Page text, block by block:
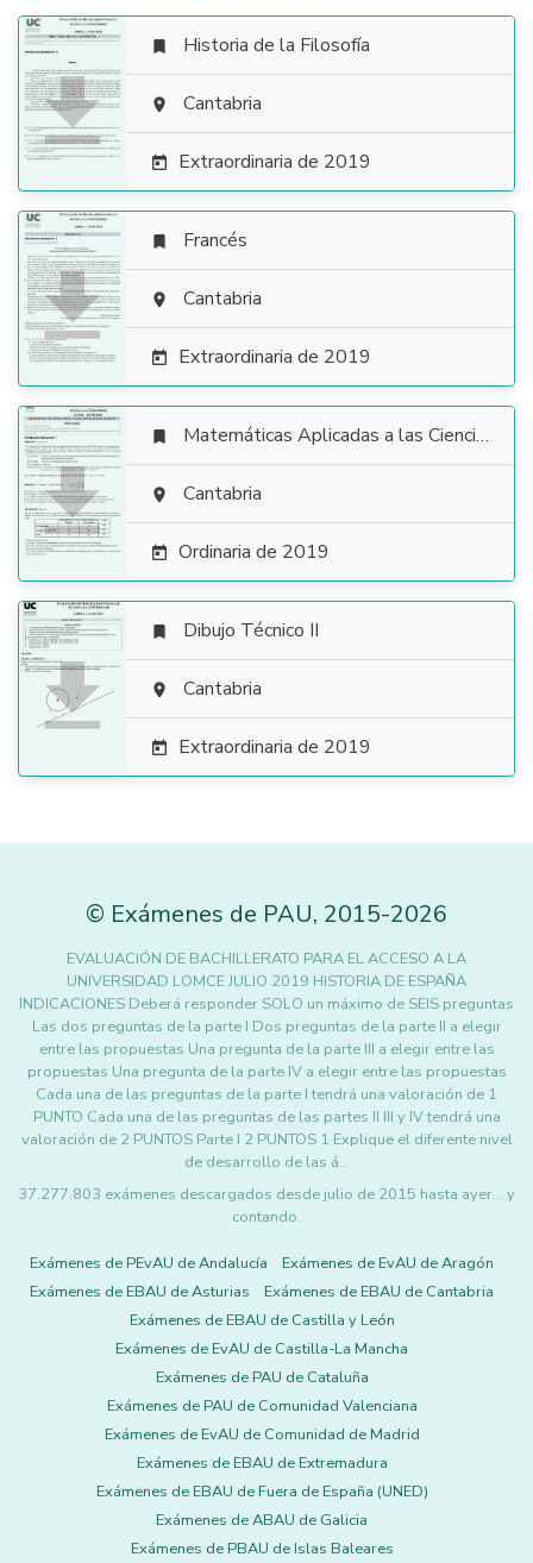

 Historia de la Filosofía
 Cantabria
 Extraordinaria de 2019

 Francés
 Cantabria
 Extraordinaria de 2019

 Matemáticas Aplicadas a las Ciencias Sociales
 Cantabria
 Ordinaria de 2019

 Dibujo Técnico II
 Cantabria
 Extraordinaria de 2019
© Exámenes de PAU, 2015-2026
EVALUACIÓN DE BACHILLERATO PARA EL ACCESO A LA
UNIVERSIDAD LOMCE JULIO 2019 HISTORIA DE ESPAÑA
INDICACIONES Deberá responder SOLO un máximo de SEIS preguntas
Las dos preguntas de la parte I Dos preguntas de la parte II a elegir
entre las propuestas Una pregunta de la parte III a elegir entre las
propuestas Una pregunta de la parte IV a elegir entre las propuestas
Cada una de las preguntas de la parte I tendrá una valoración de 1
PUNTO Cada una de las preguntas de las partes II III y IV tendrá una
valoración de 2 PUNTOS Parte I 2 PUNTOS 1 Explique el diferente nivel
de desarrollo de las á…
37.277.803 exámenes descargados desde julio de 2015 hasta ayer... y
contando.
Exámenes de PEvAU de Andalucía
Exámenes de EvAU de Aragón
Exámenes de EBAU de Asturias
Exámenes de EBAU de Cantabria
Exámenes de EBAU de Castilla y León
Exámenes de EvAU de Castilla-La Mancha
Exámenes de PAU de Cataluña
Exámenes de PAU de Comunidad Valenciana
Exámenes de EvAU de Comunidad de Madrid
Exámenes de EBAU de Extremadura
Exámenes de EBAU de Fuera de España (UNED)
Exámenes de ABAU de Galicia
Exámenes de PBAU de Islas Baleares